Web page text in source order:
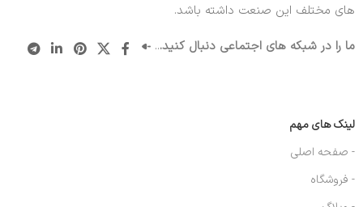
های مختلف این صنعت داشته باشد.
ما را در شبکه های اجتماعی دنبال کنید...
لینک های مهم
- صفحه اصلی
- فروشگاه